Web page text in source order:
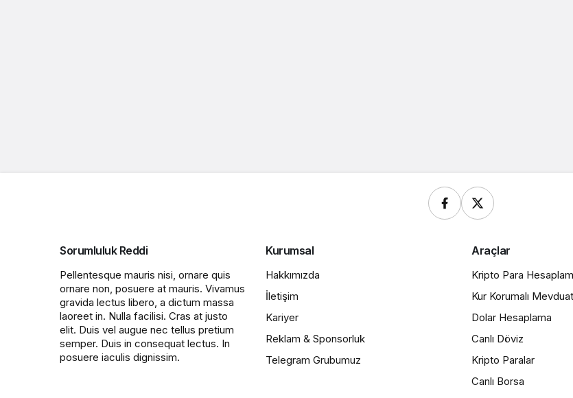
Sorumluluk Reddi
Pellentesque mauris nisi, ornare quis
ornare non, posuere at mauris. Vivamus
gravida lectus libero, a dictum massa
laoreet in. Nulla facilisi. Cras at justo
elit. Duis vel augue nec tellus pretium
semper. Duis in consequat lectus. In
posuere iaculis dignissim.
Kurumsal
Hakkımızda
İletişim
Kariyer
Reklam & Sponsorluk
Telegram Grubumuz
Araçlar
Kripto Para
Kur Korumalı
Dolar Hesaplama
Canlı Döviz
Kripto Paralar
Canlı Borsa